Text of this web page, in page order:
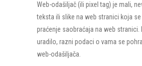
Web-odašiljač (ili pixel tag) je mali,
teksta ili slike na web stranici koja
praćenje saobraćaja na web stranici.
uradilo, razni podaci o vama se
web-odašiljača.